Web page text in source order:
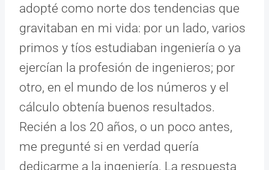
adopté como norte dos tendencias que
gravitaban en mi vida: por un lado, varios
primos y tíos estudiaban ingeniería o ya
ejercían la profesión de ingenieros; por
otro, en el mundo de los números y el
cálculo obtenía buenos resultados.
Recién a los 20 años, o un poco antes,
me pregunté si en verdad quería
dedicarme a la ingeniería. La respuesta